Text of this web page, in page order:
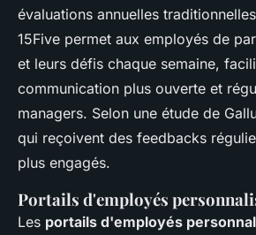
évaluations annuelles
15Five permet aux employés de
et leurs défis chaque semaine,
communication plus ouverte et
managers. Selon une étude de
qui reçoivent des feedbacks
plus engagés.
Portails d'employés
Les portails d'employés